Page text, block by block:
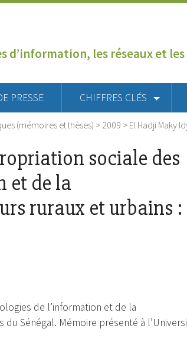
d’information, les réseaux et
PRESSE CHIFFRES CLÉS
(mémoires et thèses) > 2009 > El Hadji Maky
sociale des
et de la
ruraux et urbains :
de l’information et de la
Sénégal. Mémoire présenté à